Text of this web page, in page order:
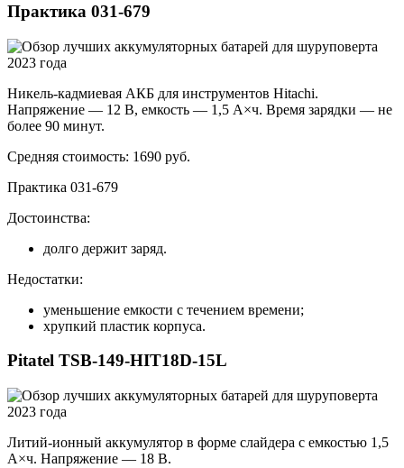
Практика 031-679
Никель-кадмиевая АКБ для инструментов Hitachi.
Напряжение — 12 В, емкость — 1,5 А×ч. Время зарядки — не
более 90 минут.
Средняя стоимость: 1690 руб.
Практика 031-679
Достоинства:
долго держит заряд.
Недостатки:
уменьшение емкости с течением времени;
хрупкий пластик корпуса.
Pitatel TSB-149-HIT18D-15L
Литий-ионный аккумулятор в форме слайдера с емкостью 1,5
А×ч. Напряжение — 18 В.